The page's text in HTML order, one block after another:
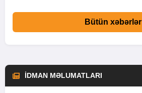
Bütün xəbərlər
İDMAN MƏLUMATLARI